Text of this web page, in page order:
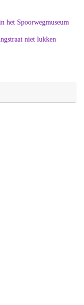
het Spoorwegmuseum
niet lukken